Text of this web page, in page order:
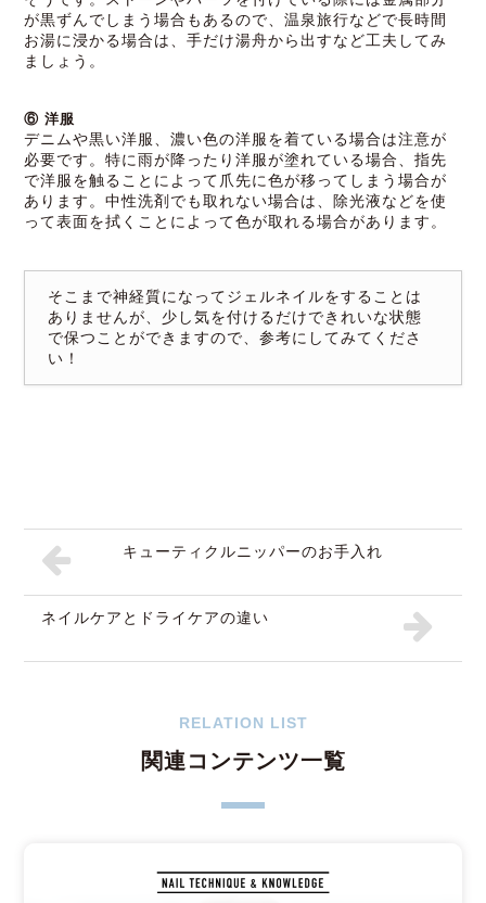
が黒ずんでしまう場合もあるので、温泉旅行などで長時間
お湯に浸かる場合は、手だけ湯舟から出すなど工夫してみ
ましょう。
⑥ 洋服
デニムや黒い洋服、濃い色の洋服を着ている場合は注意が
必要です。特に雨が降ったり洋服が塗れている場合、指先
で洋服を触ることによって爪先に色が移ってしまう場合が
あります。中性洗剤でも取れない場合は、除光液などを使
って表面を拭くことによって色が取れる場合があります。
そこまで神経質になってジェルネイルをすることは
ありませんが、少し気を付けるだけできれいな状態
で保つことができますので、参考にしてみてくださ
い！
キューティクルニッパーのお手入れ
ネイルケアとドライケアの違い
RELATION LIST
関連コンテンツ一覧